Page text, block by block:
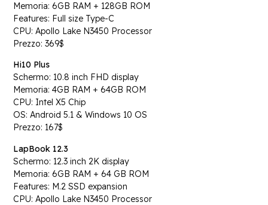
Memoria: 6GB RAM + 128GB ROM
Features: Full size Type-C
CPU: Apollo Lake N3450 Processor
Prezzo: 369$
Hi10 Plus
Schermo: 10.8 inch FHD display
Memoria: 4GB RAM + 64GB ROM
CPU: Intel X5 Chip
OS: Android 5.1 & Windows 10 OS
Prezzo: 167$
LapBook 12.3
Schermo: 12.3 inch 2K display
Memoria: 6GB RAM + 64 GB ROM
Features: M.2 SSD expansion
CPU: Apollo Lake N3450 Processor